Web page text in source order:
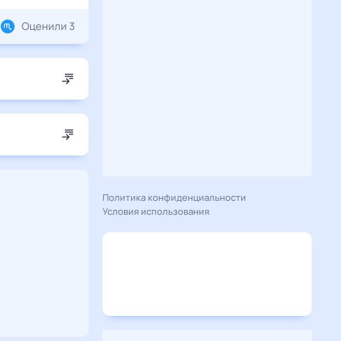
Оценили 3
Политика конфиденциальности
Условия использования